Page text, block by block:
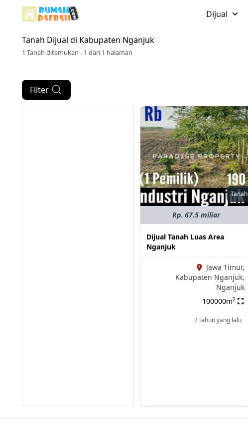
Dijual
Tanah Dijual di Kabupaten Nganjuk
1 Tanah ditemukan - 1 dari 1 halaman
Filter
Tanah
Rp. 67.5 miliar
Dijual Tanah Luas Area
Nganjuk
Jawa Timur,
Kabupaten Nganjuk,
Nganjuk
100000m2
2 tahun yang lalu